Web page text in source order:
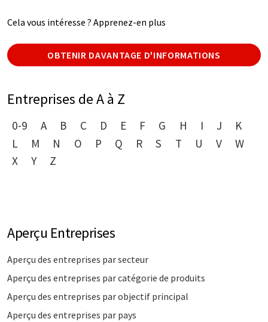
Cela vous intéresse ? Apprenez-en plus
OBTENIR DAVANTAGE D'INFORMATIONS
Entreprises de A à Z
0-9 A B C D E F G H I J
K
L
M N O P Q R S T U V
W
X
Y Z
Aperçu Entreprises
Aperçu des entreprises par secteur
Aperçu des entreprises par catégorie de produits
Aperçu des entreprises par objectif principal
Aperçu des entreprises par pays